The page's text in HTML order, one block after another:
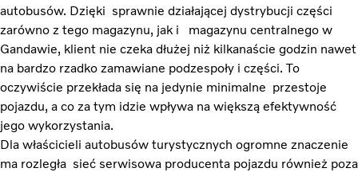
autobusów. Dzięki sprawnie działającej dystrybucji części
zarówno z tego magazynu, jak i magazynu centralnego w
Gandawie, klient nie czeka dłużej niż kilkanaście godzin nawet
na bardzo rzadko zamawiane podzespoły i części. To
oczywiście przekłada się na jedynie minimalne przestoje
pojazdu, a co za tym idzie wpływa na większą efektywność
jego wykorzystania.
Dla właścicieli autobusów turystycznych ogromne znaczenie
ma rozległa sieć serwisowa producenta pojazdu również poza